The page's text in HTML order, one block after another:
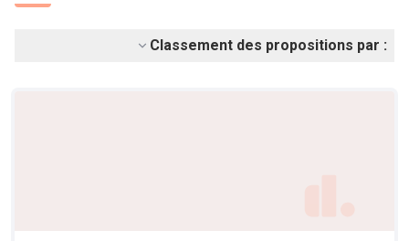
Classement des propositions par :